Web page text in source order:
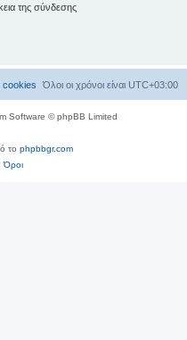
της σύνδεσης
Όλοι οι χρόνοι είναι UTC+03:00
cookies
Software © phpBB Limited
το phpbbgr.com
Όροι